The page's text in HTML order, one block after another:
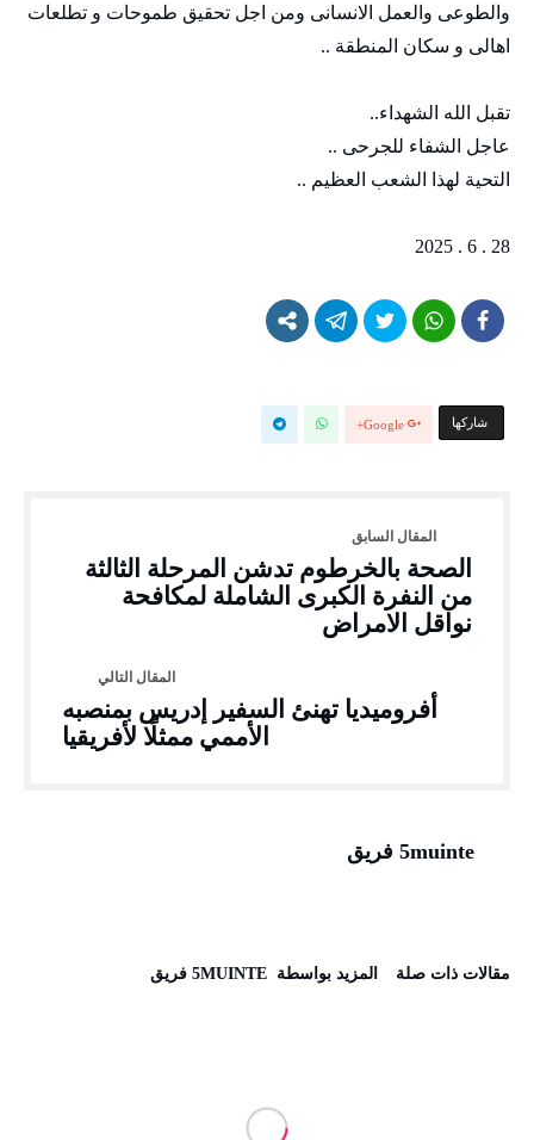
والطوعى والعمل الانسانى ومن اجل تحقيق طموحات و تطلعات
اهالى و سكان المنطقة ..
تقبل الله الشهداء..
عاجل الشفاء للجرحى ..
التحية لهذا الشعب العظيم ..
28 . 6 . 2025
‫‫ شاركها‬ Google+
الصحة بالخرطوم تدشن المرحلة الثالثة
من النفرة الكبرى الشاملة لمكافحة
نواقل الامراض
أفروميديا تهنئ السفير إدريس بمنصبه
الأممي ممثلًا لأفريقيا
5muinte فريق
‫مقالات ذات صلة‬ ‫‫المزيد بواسطة‬ ‬ 5MUINTE فريق